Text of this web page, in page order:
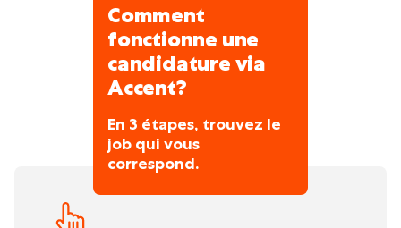
Comment
fonctionne une
candidature via
Accent?
En 3 étapes, trouvez le
job qui vous
correspond.